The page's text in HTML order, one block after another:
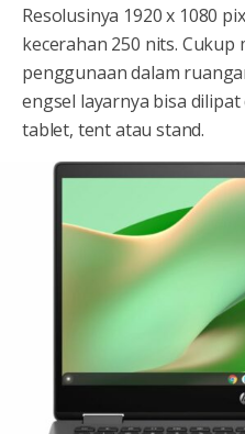
Resolusinya 1920 x 1080
kecerahan 250 nits. Cukup
penggunaan dalam
engsel layarnya bisa
tablet, tent atau stand.